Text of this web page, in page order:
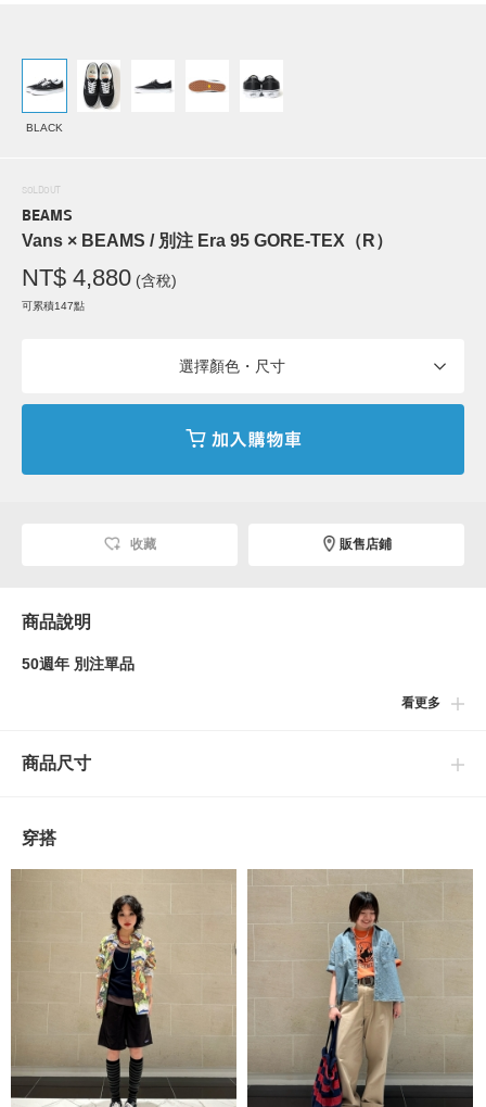
BLACK
SOLDOUT
BEAMS
Vans × BEAMS / 別注 Era 95 GORE-TEX（R）
NT$ 4,880 (含稅)
可累積147點
選擇顏色・尺寸
收藏 販售店鋪
商品說明
50週年 別注單品
版逸品。除了還原長年受粉絲喜愛的熟悉輪廓之外，亦升級為不受
近現代生活型態的獨家鞋款。
鞋面採用GORE-TEX（R）材質，確保高防水透濕性，並實現雨天
也能保持舒適的穿著體驗。外底搭載抓地力出色的Vibram大底，
於各式路面狀況皆可發揮安定的運動表現。
【關於鞋類商品運送】
如遇包裝紙或鞋盒破損但商品無不良的狀況，將照常出貨。
看更多
商品尺寸
穿搭